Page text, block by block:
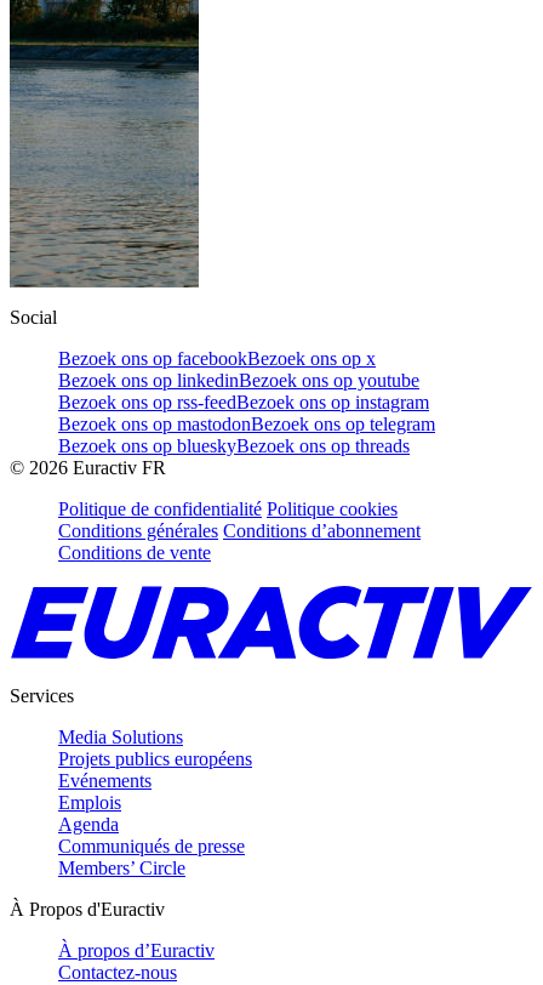
Social
Bezoek ons op facebookBezoek ons op x
Bezoek ons op linkedinBezoek ons op youtube
Bezoek ons op rss-feedBezoek ons op instagram
Bezoek ons op mastodonBezoek ons op telegram
Bezoek ons op blueskyBezoek ons op threads
© 2026 Euractiv FR
Politique de confidentialité Politique cookies
Conditions générales Conditions d’abonnement
Conditions de vente
Services
Media Solutions
Projets publics européens
Evénements
Emplois
Agenda
Communiqués de presse
Members’ Circle
À Propos d'Euractiv
À propos d’Euractiv
Contactez-nous